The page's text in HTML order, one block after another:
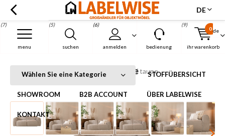
de
suchen
(5)
anmelden
(6)
menu
(7)
bedienung ihr warenkorb
0
(9)
Menu
DE
Wählen Sie eine Kategorie STOFFÜBERSICHT
SHOWROOM B2B ACCOUNT ÜBER LABELWISE
KONTAKT
Startseite Sofa Maine 2,5 Sitzer Stoff taupe
Sofa Maine 2,5 Sitzer Stoff taupe